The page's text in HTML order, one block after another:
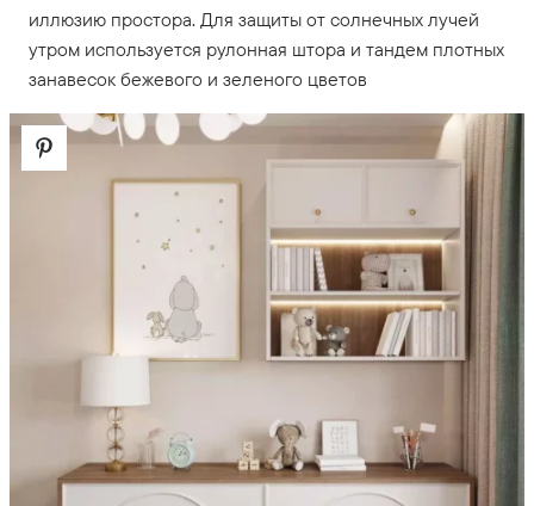
иллюзию простора. Для защиты от солнечных лучей
утром используется рулонная штора и тандем плотных
занавесок бежевого и зеленого цветов